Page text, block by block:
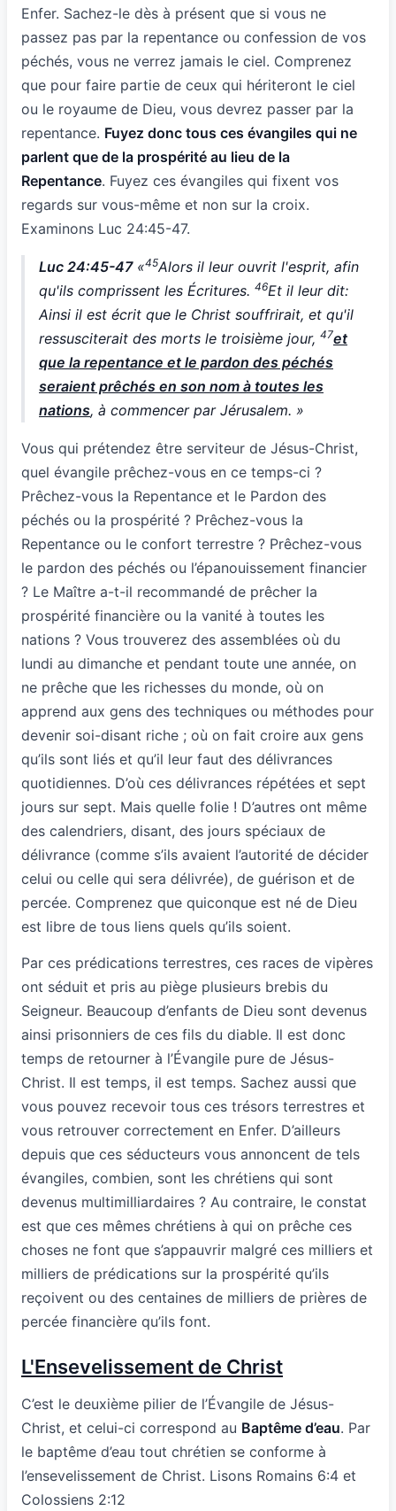
Enfer. Sachez-le dès à présent que si vous ne
passez pas par la repentance ou confession de vos
péchés, vous ne verrez jamais le ciel. Comprenez
que pour faire partie de ceux qui hériteront le ciel
ou le royaume de Dieu, vous devrez passer par la
repentance. Fuyez donc tous ces évangiles qui ne
parlent que de la prospérité au lieu de la
Repentance. Fuyez ces évangiles qui fixent vos
regards sur vous-même et non sur la croix.
Examinons Luc 24:45-47.
Luc 24:45-47«45Alors il leur ouvrit l'esprit, afin
qu'ils comprissent les Écritures. 46Et il leur dit:
Ainsi il est écrit que le Christ souffrirait, et qu'il
ressusciterait des morts le troisième jour, 47et
que la repentance et le pardon des péchés
seraient prêchés en son nom à toutes les
nations, à commencer par Jérusalem. »
Vous qui prétendez être serviteur de Jésus-Christ,
quel évangile prêchez-vous en ce temps-ci ?
Prêchez-vous la Repentance et le Pardon des
péchés ou la prospérité ? Prêchez-vous la
Repentance ou le confort terrestre ? Prêchez-vous
le pardon des péchés ou l’épanouissement financier
? Le Maître a-t-il recommandé de prêcher la
prospérité financière ou la vanité à toutes les
nations ? Vous trouverez des assemblées où du
lundi au dimanche et pendant toute une année, on
ne prêche que les richesses du monde, où on
apprend aux gens des techniques ou méthodes pour
devenir soi-disant riche ; où on fait croire aux gens
qu’ils sont liés et qu’il leur faut des délivrances
quotidiennes. D’où ces délivrances répétées et sept
jours sur sept. Mais quelle folie ! D’autres ont même
des calendriers, disant, des jours spéciaux de
délivrance (comme s’ils avaient l’autorité de décider
celui ou celle qui sera délivrée), de guérison et de
percée. Comprenez que quiconque est né de Dieu
est libre de tous liens quels qu’ils soient.
Par ces prédications terrestres, ces races de vipères
ont séduit et pris au piège plusieurs brebis du
Seigneur. Beaucoup d’enfants de Dieu sont devenus
ainsi prisonniers de ces fils du diable. Il est donc
temps de retourner à l’Évangile pure de Jésus-
Christ. Il est temps, il est temps. Sachez aussi que
vous pouvez recevoir tous ces trésors terrestres et
vous retrouver correctement en Enfer. D’ailleurs
depuis que ces séducteurs vous annoncent de tels
évangiles, combien, sont les chrétiens qui sont
devenus multimilliardaires ? Au contraire, le constat
est que ces mêmes chrétiens à qui on prêche ces
choses ne font que s’appauvrir malgré ces milliers et
milliers de prédications sur la prospérité qu’ils
reçoivent ou des centaines de milliers de prières de
percée financière qu’ils font.
L'Ensevelissement de Christ
C’est le deuxième pilier de l’Évangile de Jésus-
Christ, et celui-ci correspond au Baptême d’eau. Par
le baptême d’eau tout chrétien se conforme à
l’ensevelissement de Christ. Lisons Romains 6:4 et
Colossiens 2:12